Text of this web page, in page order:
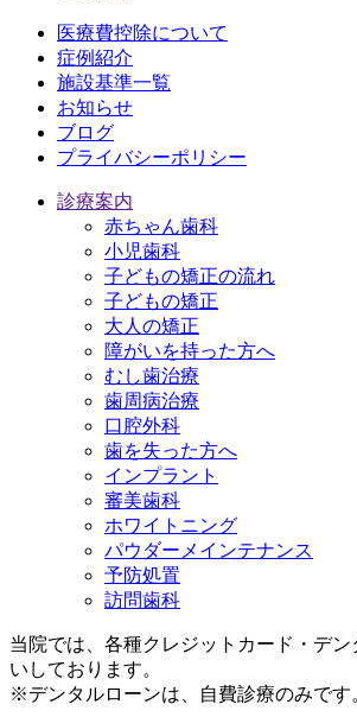
医療費控除について
症例紹介
施設基準一覧
お知らせ
ブログ
プライバシーポリシー
診療案内
赤ちゃん歯科
小児歯科
子どもの矯正の流れ
子どもの矯正
大人の矯正
障がいを持った方へ
むし歯治療
歯周病治療
口腔外科
歯を失った方へ
インプラント
審美歯科
ホワイトニング
パウダーメインテナンス
予防処置
訪問歯科
当院では、各種クレジットカード・デン
いしております。
※デンタルローンは、自費診療のみです